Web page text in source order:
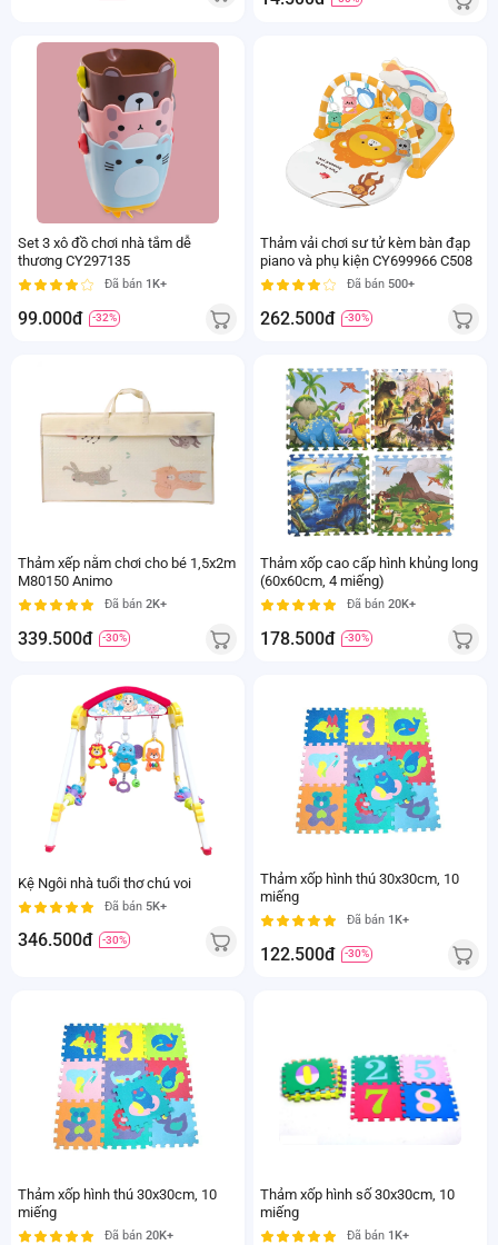
Set 3 xô đồ chơi nhà tắm dễ
thương CY297135
Đã bán 1K+
99.000đ -32%
Thảm vải chơi sư tử kèm bàn đạp
piano và phụ kiện CY699966 C508
Đã bán 500+
262.500đ -30%
Thảm xếp nằm chơi cho bé 1,5x2m
M80150 Animo
Đã bán 2K+
339.500đ -30%
Thảm xốp cao cấp hình khủng long
(60x60cm, 4 miếng)
Đã bán 20K+
178.500đ -30%
Kệ Ngôi nhà tuổi thơ chú voi
Đã bán 5K+
346.500đ -30%
Thảm xốp hình thú 30x30cm, 10
miếng
Đã bán 1K+
122.500đ -30%
Thảm xốp hình thú 30x30cm, 10
miếng
Đã bán 20K+
Thảm xốp hình số 30x30cm, 10
miếng
Đã bán 1K+